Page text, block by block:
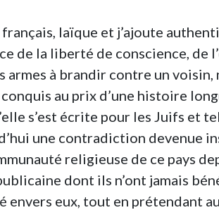
laïque et j’ajoute
de la liberté de conscience, de
à brandir contre un voisin,
au prix d’une histoire
s’est écrite pour les Juifs et
une contradiction devenue
religieuse de ce pays
dont ils n’ont jamais
envers eux, tout en prétendant